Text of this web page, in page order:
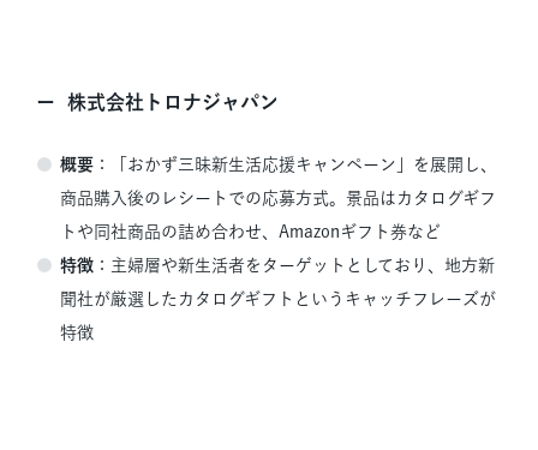
株式会社トロナジャパン
概要 ：「おかず三昧新生活応援キャンペーン」を展開し、
商品購入後のレシートでの応募方式。景品はカタログギフ
トや同社商品の詰め合わせ、Amazonギフト券など
特徴 ：主婦層や新生活者をターゲットとしており、地方新
聞社が厳選したカタログギフトというキャッチフレーズが
特徴